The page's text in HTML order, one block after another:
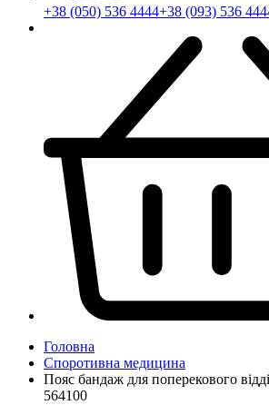
+38 (050) 536 4444+38 (093) 536
Головна
Споротивна медицина
Пояс бандаж для поперекового
564100